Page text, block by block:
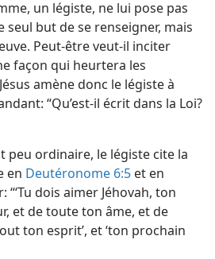
un légiste, ne lui pose pas
seul but de se renseigner, mais
Peut-être veut-il inciter
façon qui heurtera les
amène donc le légiste à
“Qu’est-il écrit dans la Loi?
peu ordinaire, le légiste cite la
en Deutéronome 6:5 et en
“‘Tu dois aimer Jéhovah, ton
et de toute ton âme, et de
ton esprit’, et ‘ton prochain